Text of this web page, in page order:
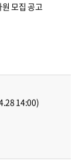
모집 공고
14:00)